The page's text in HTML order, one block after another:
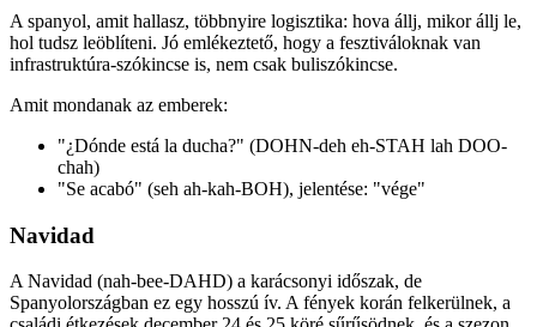
A spanyol, amit hallasz, többnyire logisztika: hova állj, mikor állj le,
hol tudsz leöblíteni. Jó emlékeztető, hogy a fesztiváloknak van
infrastruktúra-szókincse is, nem csak buliszókincse.
Amit mondanak az emberek:
"¿Dónde está la ducha?" (DOHN-deh eh-STAH lah DOO-
chah)
"Se acabó" (seh ah-kah-BOH), jelentése: "vége"
Navidad
A Navidad (nah-bee-DAHD) a karácsonyi időszak, de
Spanyolországban ez egy hosszú ív. A fények korán felkerülnek, a